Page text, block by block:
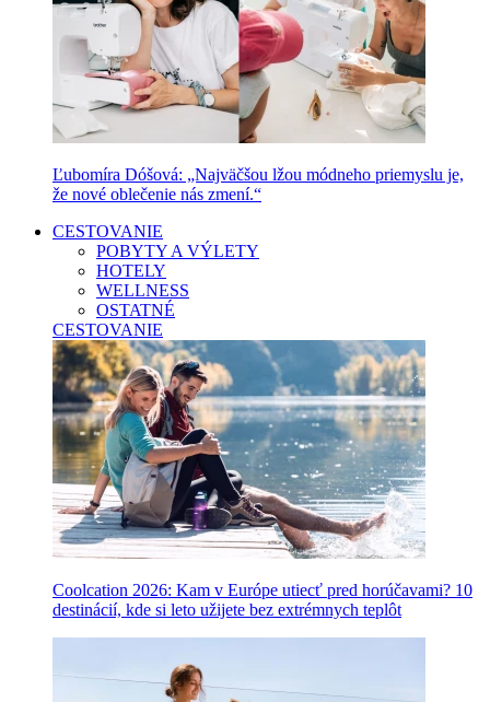
Ľubomíra Dóšová: „Najväčšou lžou módneho priemyslu je,
že nové oblečenie nás zmení.“
CESTOVANIE
POBYTY A VÝLETY
HOTELY
WELLNESS
OSTATNÉ
CESTOVANIE
Coolcation 2026: Kam v Európe utiecť pred horúčavami? 10
destinácií, kde si leto užijete bez extrémnych teplôt